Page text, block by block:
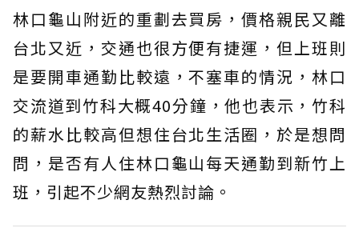
林口龜山附近的重劃去買房，價格親民又離
台北又近，交通也很方便有捷運，但上班則
是要開車通勤比較遠，不塞車的情況，林口
交流道到竹科大概40分鐘，他也表示，竹科
的薪水比較高但想住台北生活圈，於是想問
問，是否有人住林口龜山每天通勤到新竹上
班，引起不少網友熱烈討論。